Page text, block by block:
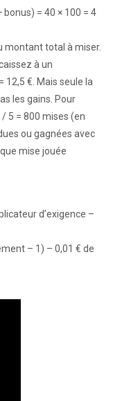
= 40 × 100 = 4
montant total à miser.
à un
12,5 €. Mais seule la
les gains. Pour
5 = 800 mises (en
ou gagnées avec
mise jouée
d’exigence –
– 1) – 0,01 € de